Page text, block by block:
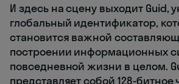
И здесь на сцену выходит Guid,
глобальный идентификатор,
становится важной
построении информационных
повседневной жизни в целом.
представляет собой 128-битное